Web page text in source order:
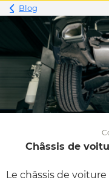
Blog
Châssis de
Le châssis de